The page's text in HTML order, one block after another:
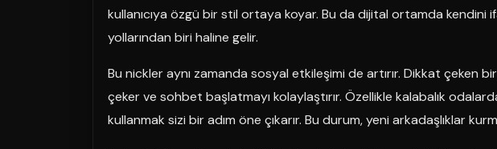
kullanıcıya özgü bir stil ortaya koyar. Bu da dijital ortamda kendini
yollarından biri haline gelir.
Bu nickler aynı zamanda sosyal etkileşimi de artırır. Dikkat çeken bir
çeker ve sohbet başlatmayı kolaylaştırır. Özellikle kalabalık
kullanmak sizi bir adım öne çıkarır. Bu durum, yeni arkadaşlıklar